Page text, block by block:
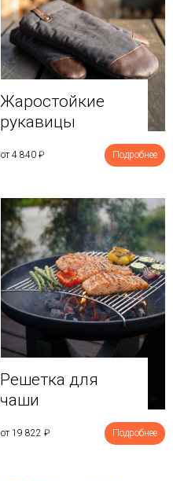
Жаростойкие
рукавицы
от 4 840 ₽ Подробнее
Решетка для
чаши
от 19 822 ₽ Подробнее